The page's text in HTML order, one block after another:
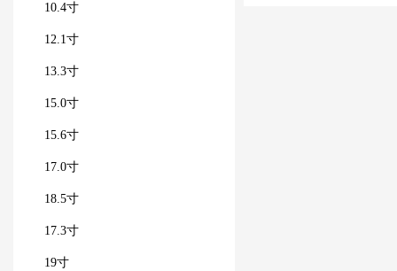
10.4寸
12.1寸
13.3寸
15.0寸
15.6寸
17.0寸
18.5寸
17.3寸
19寸